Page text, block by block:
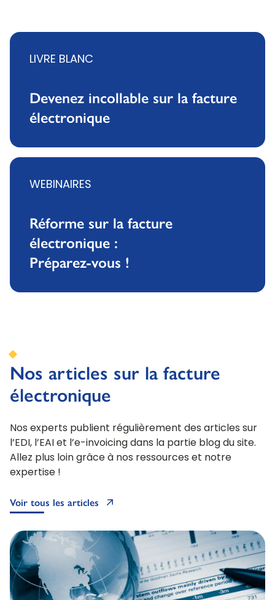
LIVRE BLANC
Devenez incollable sur la facture
électronique
WEBINAIRES
Réforme sur la facture
électronique :
Préparez-vous !
Nos articles sur la facture
électronique
Nos experts publient régulièrement des articles sur
l’EDI, l’EAI et l’e-invoicing dans la partie blog du site.
Allez plus loin grâce à nos ressources et notre
expertise !
Voir tous les articles